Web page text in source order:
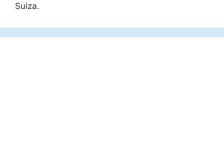
Suiza.